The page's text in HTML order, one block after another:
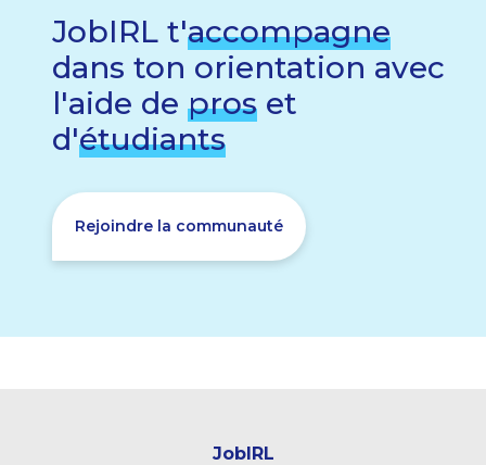
JobIRL t'accompagne
dans ton orientation avec
l'aide de pros et
d'étudiants
Rejoindre la communauté
JobIRL